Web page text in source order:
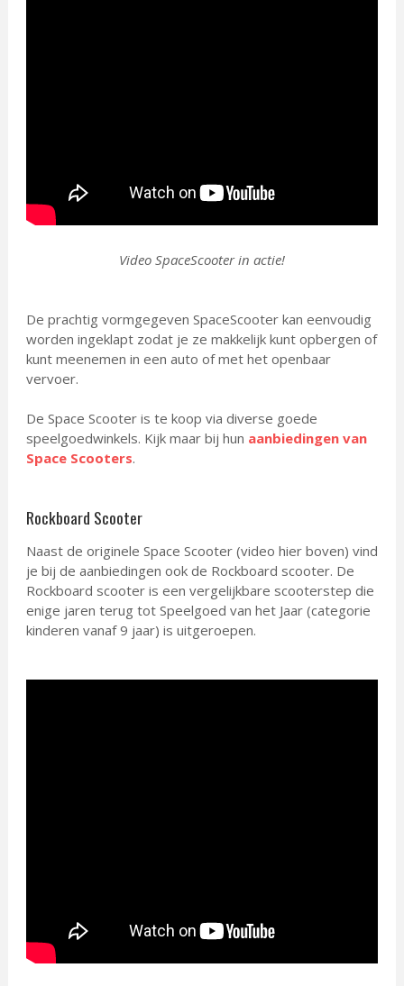
Video SpaceScooter in actie!
De prachtig vormgegeven SpaceScooter kan eenvoudig
worden ingeklapt zodat je ze makkelijk kunt opbergen of
kunt meenemen in een auto of met het openbaar
vervoer.
De Space Scooter is te koop via diverse goede
speelgoedwinkels. Kijk maar bij hun aanbiedingen van
Space Scooters.
Rockboard Scooter
Naast de originele Space Scooter (video hier boven) vind
je bij de aanbiedingen ook de Rockboard scooter. De
Rockboard scooter is een vergelijkbare scooterstep die
enige jaren terug tot Speelgoed van het Jaar (categorie
kinderen vanaf 9 jaar) is uitgeroepen.